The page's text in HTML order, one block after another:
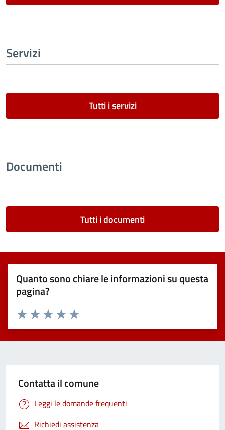
Servizi
Tutti i servizi
Documenti
Tutti i documenti
Quanto sono chiare le informazioni su questa
pagina?
Valuta 5 stelle su 5
Valuta 4 stelle su 5
Valuta 3 stelle su 5
Valuta 2 stelle su 5
Valuta 1 stelle su 5
Contatta il comune
Leggi le domande frequenti
Richiedi assistenza